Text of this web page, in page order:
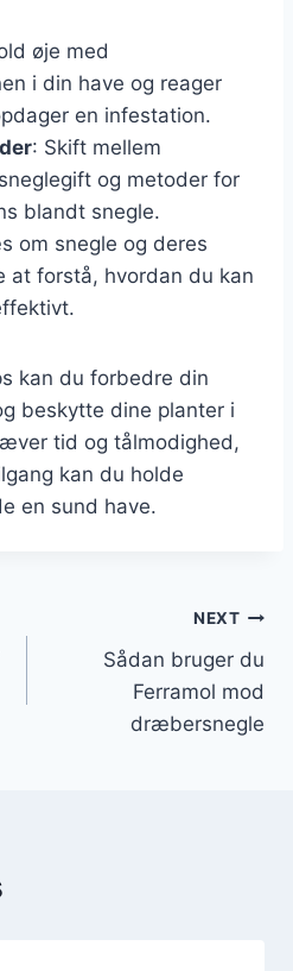
øje med
i din have og reager
en infestation.
: Skift mellem
og metoder for
blandt snegle.
om snegle og deres
forstå, hvordan du kan
kan du forbedre din
beskytte dine planter i
tid og tålmodighed,
kan du holde
en sund have.
NEXT
Sådan bruger du
Ferramol mod
dræbersnegle